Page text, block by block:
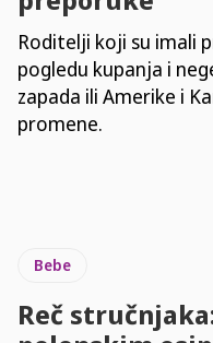
Roditelji koji su imali
pogledu kupanja i
zapada ili Amerike i
promene.
Bebe
Reč